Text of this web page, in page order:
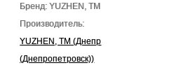
Бренд: YUZHEN, TM
Производитель:
YUZHEN, TM (Днепр
(Днепропетровск))